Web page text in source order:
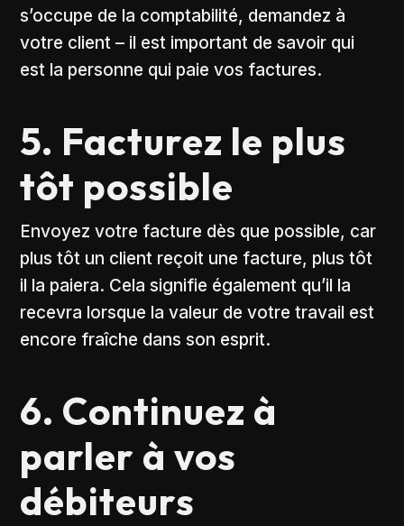
s’occupe de la comptabilité, demandez à
votre client – il est important de savoir qui
est la personne qui paie vos factures.
5. Facturez le plus
tôt possible
Envoyez votre facture dès que possible, car
plus tôt un client reçoit une facture, plus tôt
il la paiera. Cela signifie également qu’il la
recevra lorsque la valeur de votre travail est
encore fraîche dans son esprit.
6. Continuez à
parler à vos
débiteurs